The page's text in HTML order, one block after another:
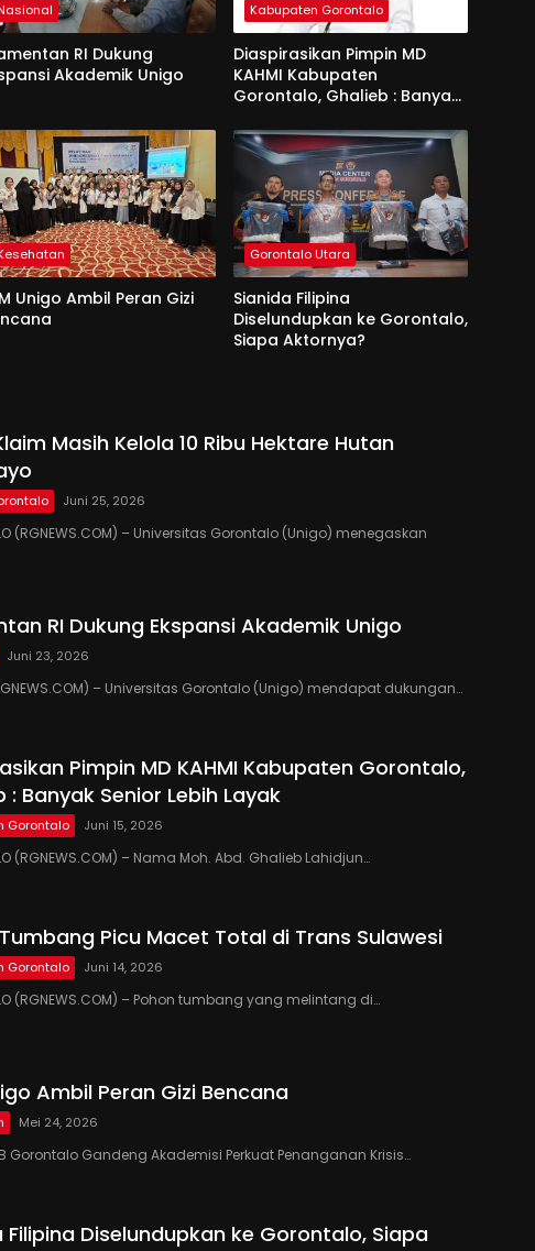
RI Dukung
Akademik Unigo
Kabupaten Gorontalo
Diaspirasikan Pimpin MD
KAHMI Kabupaten
Gorontalo, Ghalieb : Banyak
Unigo Ambil Peran Gizi
Gorontalo Utara
Sianida Filipina
Diselundupkan ke Gorontalo,
Siapa Aktornya?
Masih Kelola 10 Ribu Hektare Hutan
Juni 25, 2026
(RGNEWS.COM) – Universitas Gorontalo (Unigo) menegaskan
RI Dukung Ekspansi Akademik Unigo
Juni 23, 2026
– Universitas Gorontalo (Unigo) mendapat dukungan…
Pimpin MD KAHMI Kabupaten Gorontalo,
: Banyak Senior Lebih Layak
Gorontalo Juni 15, 2026
(RGNEWS.COM) – Nama Moh. Abd. Ghalieb Lahidjun…
Picu Macet Total di Trans Sulawesi
Gorontalo Juni 14, 2026
(RGNEWS.COM) – Pohon tumbang yang melintang di…
Ambil Peran Gizi Bencana
Mei 24, 2026
Gorontalo Gandeng Akademisi Perkuat Penanganan Krisis…
Filipina Diselundupkan ke Gorontalo, Siapa